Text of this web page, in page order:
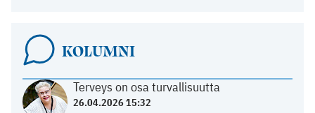
KOLUMNI
Terveys on osa turvallisuutta
26.04.2026 15:32